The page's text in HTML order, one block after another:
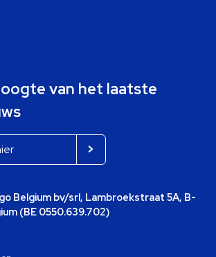
van het laatste
Belgium bv/srl, Lambroekstraat 5A, B-
(BE 0550.639.702)